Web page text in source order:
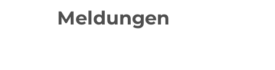
Meldungen